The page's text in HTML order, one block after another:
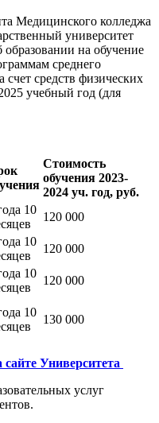
Медицинского колледжа
университет
на обучение
среднего
счет средств физических
учебный год (для
Стоимость
обучения 2023-
2024 уч. год, руб.
10
120 000
10
120 000
10
120 000
10
130 000
Университета
услуг